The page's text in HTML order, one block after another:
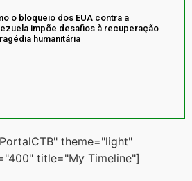
o bloqueio dos EUA contra a
impõe desafios à recuperação
humanitária
theme="light"
title="My Timeline"]